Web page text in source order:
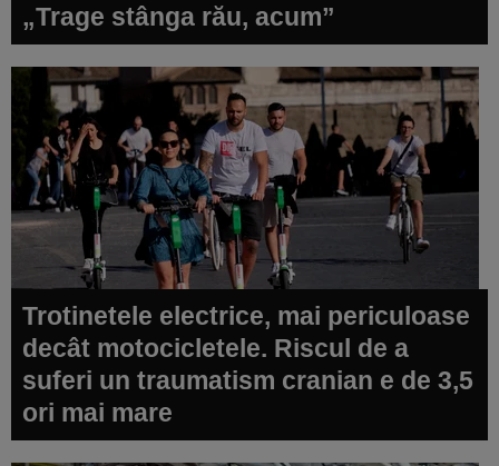
„Trage stânga rău, acum”
Trotinetele electrice, mai periculoase
decât motocicletele. Riscul de a
suferi un traumatism cranian e de 3,5
ori mai mare